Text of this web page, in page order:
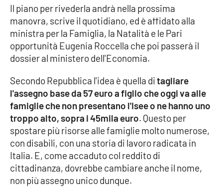
Ambiente
Cronaca
Cultura
Economia e Lavoro
Politica
Sanità
Società
Sport
Il piano per rivederla andrà nella prossima
manovra, scrive il quotidiano, ed è affidato alla
ministra per la Famiglia, la Natalità e le Pari
opportunità Eugenia Roccella che poi passerà il
dossier al ministero dell'Economia.
Secondo Repubblica l'idea è quella ditagliare
l'assegno base da 57 euro a figlio che oggi va alle
famiglie che non presentano l'Isee o ne hanno uno
troppo alto, sopra i 45mila euro. Questo per
spostare più risorse alle famiglie molto numerose,
con disabili, con una storia di lavoro radicata in
Italia. E, come accaduto col reddito di
cittadinanza, dovrebbe cambiare anche il nome,
non più assegno unico dunque.